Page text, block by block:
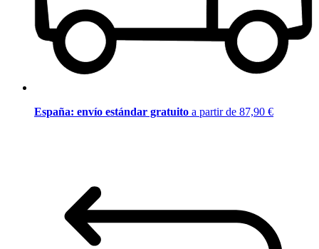
España: envío estándar gratuito a partir de 87,90 €